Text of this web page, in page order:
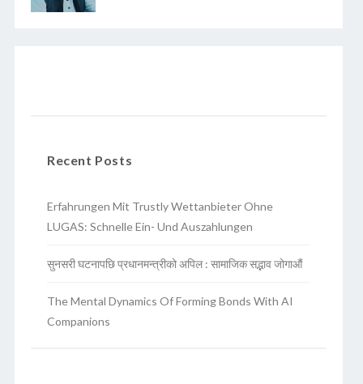
Recent Posts
Erfahrungen Mit Trustly Wettanbieter Ohne
LUGAS: Schnelle Ein- Und Auszahlungen
सुनसरी घटनापछि प्रधानमन्त्रीको अपिल : सामाजिक सद्भाव जोगाऔं
The Mental Dynamics Of Forming Bonds With AI
Companions